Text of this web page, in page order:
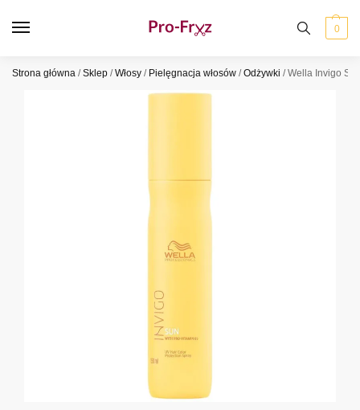
0
Strona główna /Sklep /Włosy / Pielęgnacja włosów /Odżywki /Wella Invigo